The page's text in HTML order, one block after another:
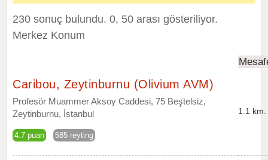
230 sonuç bulundu. 0, 50 arası gösteriliyor.
Merkez Konum
Caribou, Zeytinburnu (Olivium AVM)
Profesör Muammer Aksoy Caddesi, 75 Beştelsiz,
Zeytinburnu, İstanbul
4.7 puan 585 reyting
1.1 km.